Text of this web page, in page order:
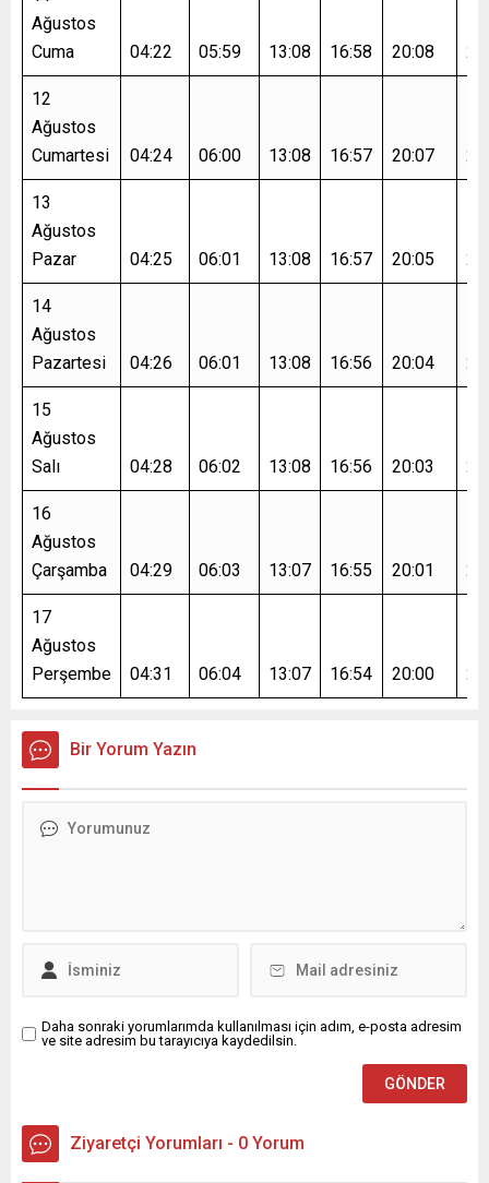
Ağustos
Cuma
04:22 05:59 13:08 16:58 20:08
12
Ağustos
Cumartesi
04:24 06:00 13:08 16:57 20:07
13
Ağustos
Pazar
04:25 06:01 13:08 16:57 20:05
14
Ağustos
Pazartesi
04:26 06:01 13:08 16:56 20:04
15
Ağustos
Salı
04:28 06:02 13:08 16:56 20:03
16
Ağustos
Çarşamba
04:29 06:03 13:07 16:55 20:01
17
Ağustos
Perşembe
04:31 06:04 13:07 16:54 20:00
Bir Yorum Yazın
Daha sonraki yorumlarımda kullanılması için adım, e-posta adresim
ve site adresim bu tarayıcıya kaydedilsin.
Ziyaretçi Yorumları - 0 Yorum